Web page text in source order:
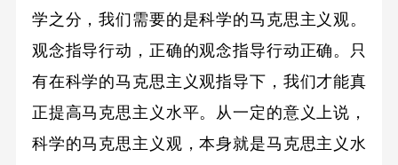
学之分，我们需要的是科学的马克思主义观。
观念指导行动，正确的观念指导行动正确。只
有在科学的马克思主义观指导下，我们才能真
正提高马克思主义水平。从一定的意义上说，
科学的马克思主义观，本身就是马克思主义水